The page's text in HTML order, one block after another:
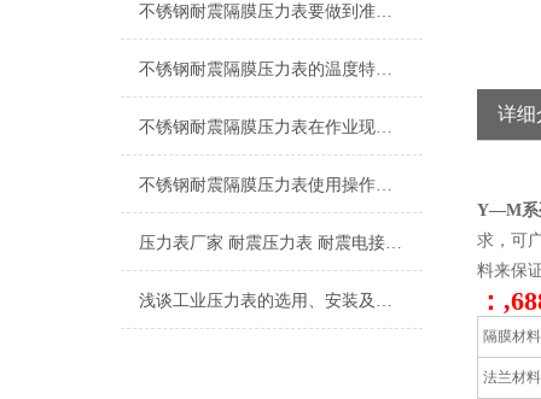
不锈钢耐震隔膜压力表要做到准确的测量压力，要知道正确的安装顺序
不锈钢耐震隔膜压力表的温度特性和耐蚀性都是我们需要了解清楚的
不锈钢耐震隔膜压力表在作业现场的温度情况有哪些要注意的点
不锈钢耐震隔膜压力表使用操作工作环境
压力表厂家 耐震压力表 耐震电接点压力表 隔膜压力表
浅谈工业压力表的选用、安装及使用注意事项
详细
Y—M系
求，可
料来保
：
隔膜材
法兰材